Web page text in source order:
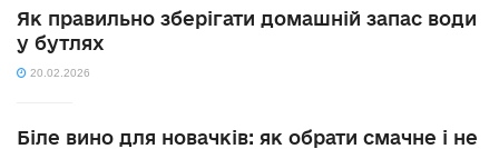
Як правильно зберігати домашній запас води
у бутлях
20.02.2026
Біле вино для новачків: як обрати смачне і не